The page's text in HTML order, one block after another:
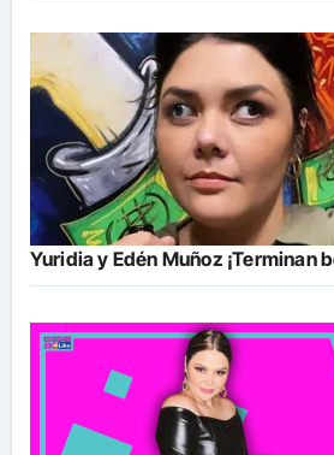
Yuridia y Edén Muñoz ¡Terminan